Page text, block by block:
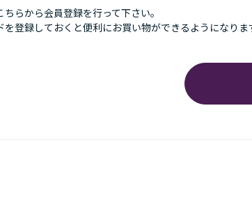
らから会員登録を行って下さい。
登録しておくと便利にお買い物ができるようになりま